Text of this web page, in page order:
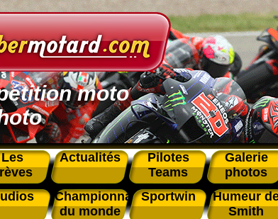
moto
Les
Actualités
Pilotes
Teams
Galerie
photos
Championnat
du monde
Sportwin
Humeur
Smith